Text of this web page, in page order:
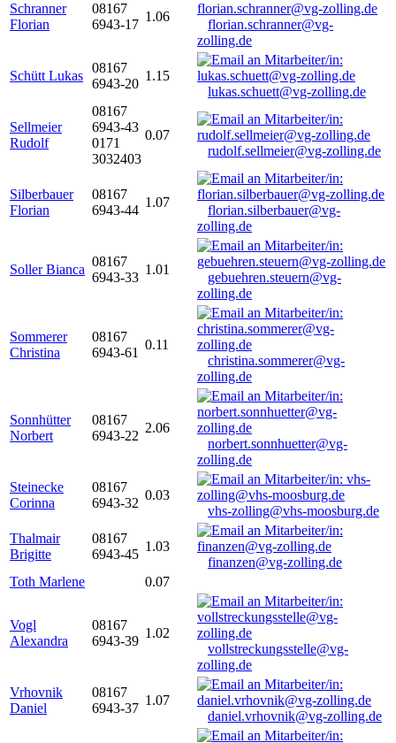
Schranner
Florian
08167
6943-17
1.06
florian.schranner@vg-
zolling.de
Schütt Lukas
08167
6943-20
1.15
lukas.schuett@vg-zolling.de
Sellmeier
Rudolf
08167
6943-43
0171
3032403
0.07
rudolf.sellmeier@vg-zolling.de
Silberbauer
Florian
08167
6943-44
1.07
florian.silberbauer@vg-
zolling.de
Soller Bianca
08167
6943-33
1.01
gebuehren.steuern@vg-
zolling.de
Sommerer
Christina
08167
6943-61
0.11
christina.sommerer@vg-
zolling.de
Sonnhütter
Norbert
08167
6943-22
2.06
norbert.sonnhuetter@vg-
zolling.de
Steinecke
Corinna
08167
6943-32
0.03
vhs-zolling@vhs-moosburg.de
Thalmair
Brigitte
08167
6943-45
1.03
finanzen@vg-zolling.de
Toth Marlene
0.07
Vogl
Alexandra
08167
6943-39
1.02
vollstreckungsstelle@vg-
zolling.de
Vrhovnik
Daniel
08167
6943-37
1.07
daniel.vrhovnik@vg-zolling.de